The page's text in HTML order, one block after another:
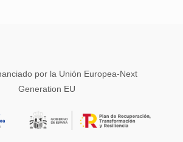
por la Unión Europea-Next
Generation EU